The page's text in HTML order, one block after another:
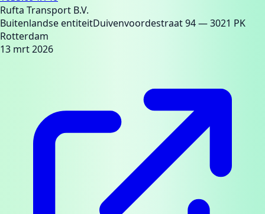
Rufta Transport B.V.
Buitenlandse entiteitDuivenvoordestraat 94— 3021 PK
Rotterdam
13 mrt 2026